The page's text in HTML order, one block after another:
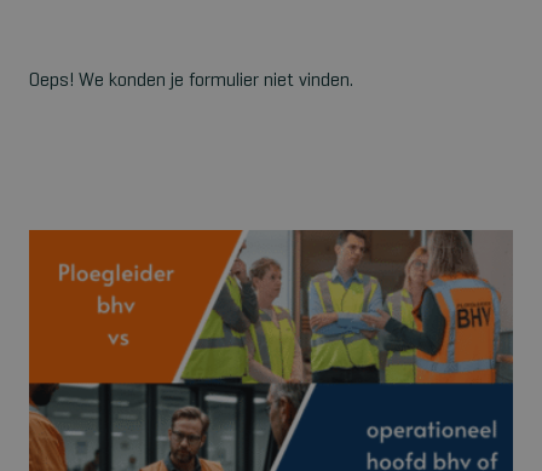
Oeps! We konden je formulier niet vinden.